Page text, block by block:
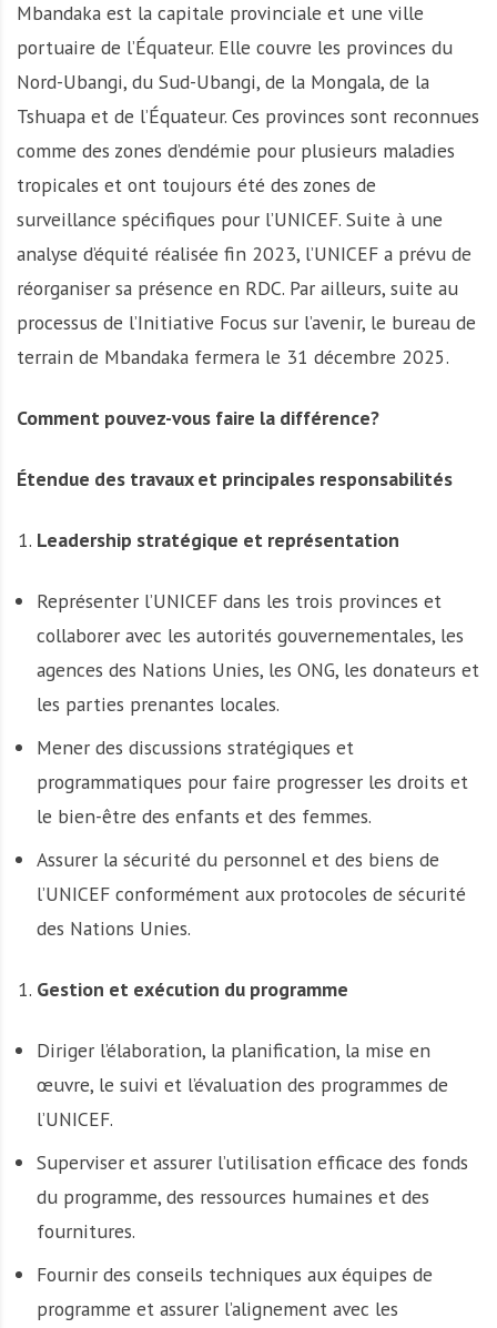
Mbandaka est la capitale provinciale et une ville
portuaire de l’Équateur. Elle couvre les provinces du
Nord-Ubangi, du Sud-Ubangi, de la Mongala, de la
Tshuapa et de l’Équateur. Ces provinces sont reconnues
comme des zones d’endémie pour plusieurs maladies
tropicales et ont toujours été des zones de
surveillance spécifiques pour l’UNICEF. Suite à une
analyse d’équité réalisée fin 2023, l’UNICEF a prévu de
réorganiser sa présence en RDC. Par ailleurs, suite au
processus de l’Initiative Focus sur l’avenir, le bureau de
terrain de Mbandaka fermera le 31 décembre 2025.
Comment pouvez-vous faire la différence?
Étendue des travaux et principales responsabilités
Leadership stratégique et représentation
Représenter l’UNICEF dans les trois provinces et
collaborer avec les autorités gouvernementales, les
agences des Nations Unies, les ONG, les donateurs et
les parties prenantes locales.
Mener des discussions stratégiques et
programmatiques pour faire progresser les droits et
le bien-être des enfants et des femmes.
Assurer la sécurité du personnel et des biens de
l’UNICEF conformément aux protocoles de sécurité
des Nations Unies.
Gestion et exécution du programme
Diriger l’élaboration, la planification, la mise en
œuvre, le suivi et l’évaluation des programmes de
l’UNICEF.
Superviser et assurer l’utilisation efficace des fonds
du programme, des ressources humaines et des
fournitures.
Fournir des conseils techniques aux équipes de
programme et assurer l’alignement avec les